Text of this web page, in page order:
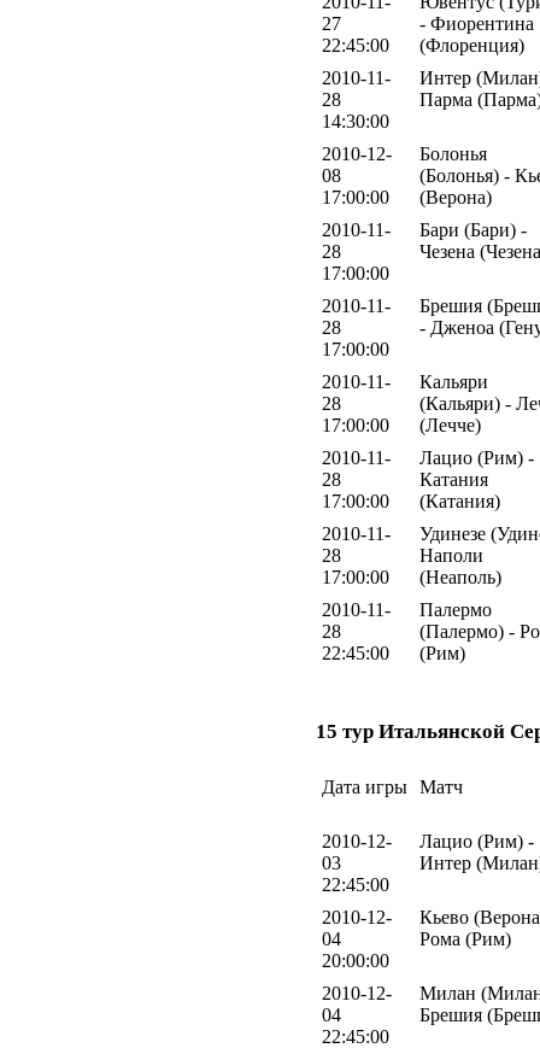
27
22:45:00
- Фиорентина
(Флоренция)
2010-11-
28
14:30:00
Интер
Парма
2010-12-
08
17:00:00
Болонья
(Болонья) -
(Верона)
2010-11-
28
17:00:00
Бари (Бари) -
Чезена
2010-11-
28
17:00:00
Брешия
- Дженоа
2010-11-
28
17:00:00
Кальяри
(Кальяри) -
(Лечче)
2010-11-
28
17:00:00
Лацио (Рим) -
Катания
(Катания)
2010-11-
28
17:00:00
Удинезе
Наполи
(Неаполь)
2010-11-
28
22:45:00
Палермо
(Палермо) -
(Рим)
15 тур Итальянской
Дата игры Матч
2010-12-
03
22:45:00
Лацио (Рим) -
Интер
2010-12-
04
20:00:00
Кьево
Рома (Рим)
2010-12-
04
22:45:00
Милан
Брешия